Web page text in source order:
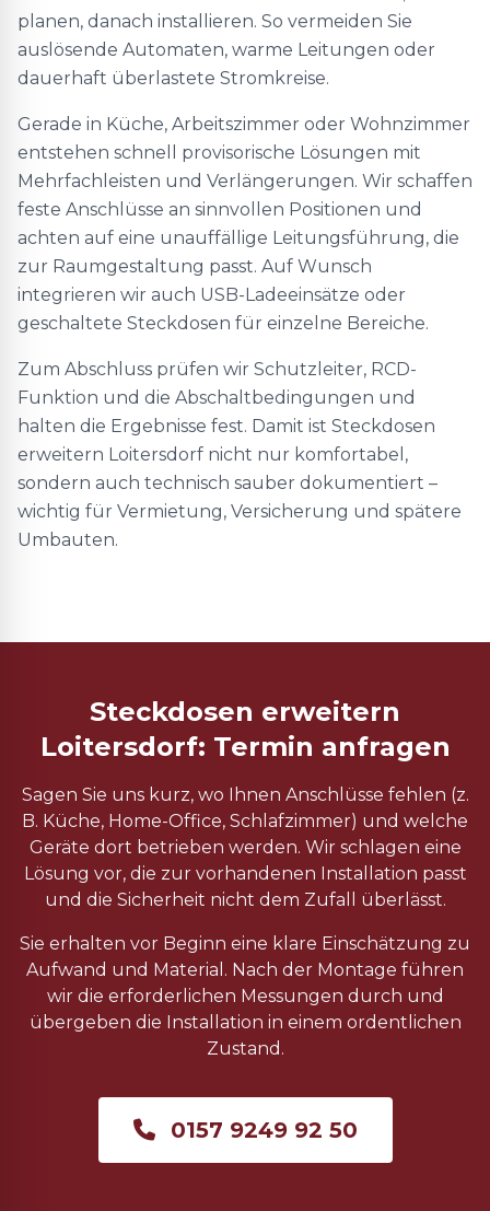
planen, danach installieren. So vermeiden Sie
auslösende Automaten, warme Leitungen oder
dauerhaft überlastete Stromkreise.
Gerade in Küche, Arbeitszimmer oder Wohnzimmer
entstehen schnell provisorische Lösungen mit
Mehrfachleisten und Verlängerungen. Wir schaffen
feste Anschlüsse an sinnvollen Positionen und
achten auf eine unauffällige Leitungsführung, die
zur Raumgestaltung passt. Auf Wunsch
integrieren wir auch USB-Ladeeinsätze oder
geschaltete Steckdosen für einzelne Bereiche.
Zum Abschluss prüfen wir Schutzleiter, RCD-
Funktion und die Abschaltbedingungen und
halten die Ergebnisse fest. Damit ist Steckdosen
erweitern Loitersdorf nicht nur komfortabel,
sondern auch technisch sauber dokumentiert –
wichtig für Vermietung, Versicherung und spätere
Umbauten.
Steckdosen erweitern
Loitersdorf: Termin anfragen
Sagen Sie uns kurz, wo Ihnen Anschlüsse fehlen (z.
B. Küche, Home-Office, Schlafzimmer) und welche
Geräte dort betrieben werden. Wir schlagen eine
Lösung vor, die zur vorhandenen Installation passt
und die Sicherheit nicht dem Zufall überlässt.
Sie erhalten vor Beginn eine klare Einschätzung zu
Aufwand und Material. Nach der Montage führen
wir die erforderlichen Messungen durch und
übergeben die Installation in einem ordentlichen
Zustand.
0157 9249 92 50